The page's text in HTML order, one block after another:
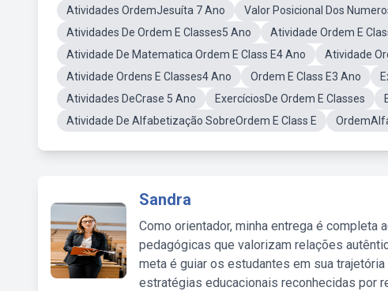
Atividades OrdemJesuíta 7 Ano
Valor Posicional Dos
Atividades De Ordem E Classes5 Ano
Atividade Ordem E
Atividade De Matematica Ordem E Class E4 Ano
Atividade
Atividade Ordens E Classes4 Ano
Ordem E Class E3 Ano
Atividades DeCrase 5 Ano
ExercíciosDe Ordem E Classes
Atividade De Alfabetização SobreOrdem E Class E
Sandra
Como orientador, minha entrega é
pedagógicas que valorizam relações
meta é guiar os estudantes em sua
estratégias educacionais reconhecidas por